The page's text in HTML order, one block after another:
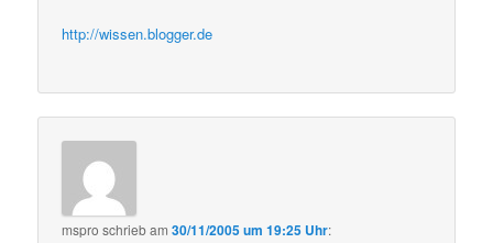
http://wissen.blogger.de
mspro schriebam30/11/2005 um 19:25 Uhr: